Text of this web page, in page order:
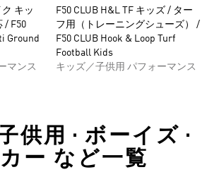
ク キッ
/ F50
Ground
マンス
F50 CLUB H&L TF キッズ / ター
フ用（トレーニングシューズ） /
F50 CLUB Hook & Loop Turf
Football Kids
キッズ／子供用 パフォーマンス
供用 • ボーイズ •
カー など一覧